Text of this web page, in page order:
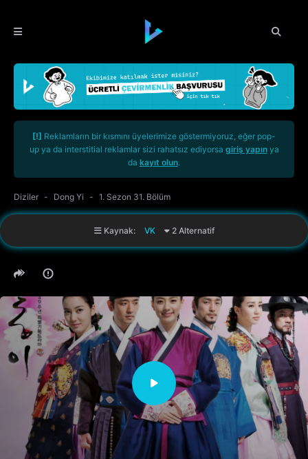
[!] Reklamların bir kısmını üyelerimize göstermiyoruz, eğer pop-
up ya da interstitial reklamlar sizi rahatsız ediyorsa giriş yapınya
da kayıt olun.
Diziler Dong Yi 1. Sezon 31. Bölüm
Kaynak: VK 2 Alternatif